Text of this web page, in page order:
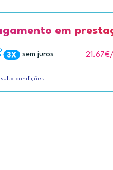
em
sem juros 21.67€
condições